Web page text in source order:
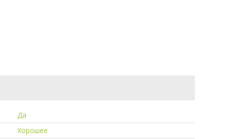
Да
Хорошее